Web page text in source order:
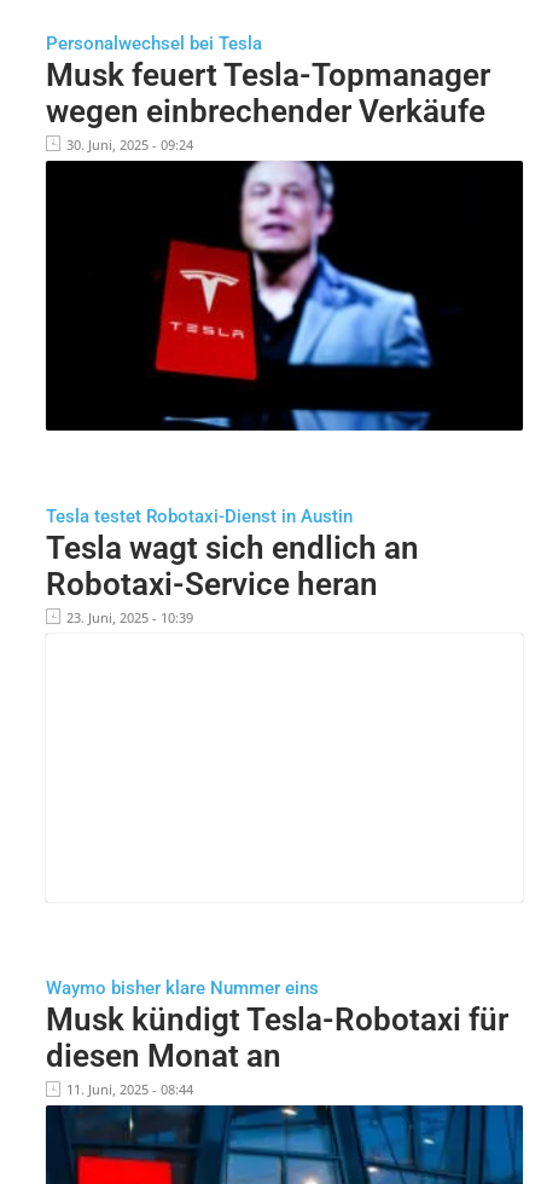
Personalwechsel bei Tesla
Musk feuert Tesla-Topmanager
wegen einbrechender Verkäufe
30. Juni, 2025 - 09:24
Tesla testet Robotaxi-Dienst in Austin
Tesla wagt sich endlich an
Robotaxi-Service heran
23. Juni, 2025 - 10:39
Waymo bisher klare Nummer eins
Musk kündigt Tesla-Robotaxi für
diesen Monat an
11. Juni, 2025 - 08:44